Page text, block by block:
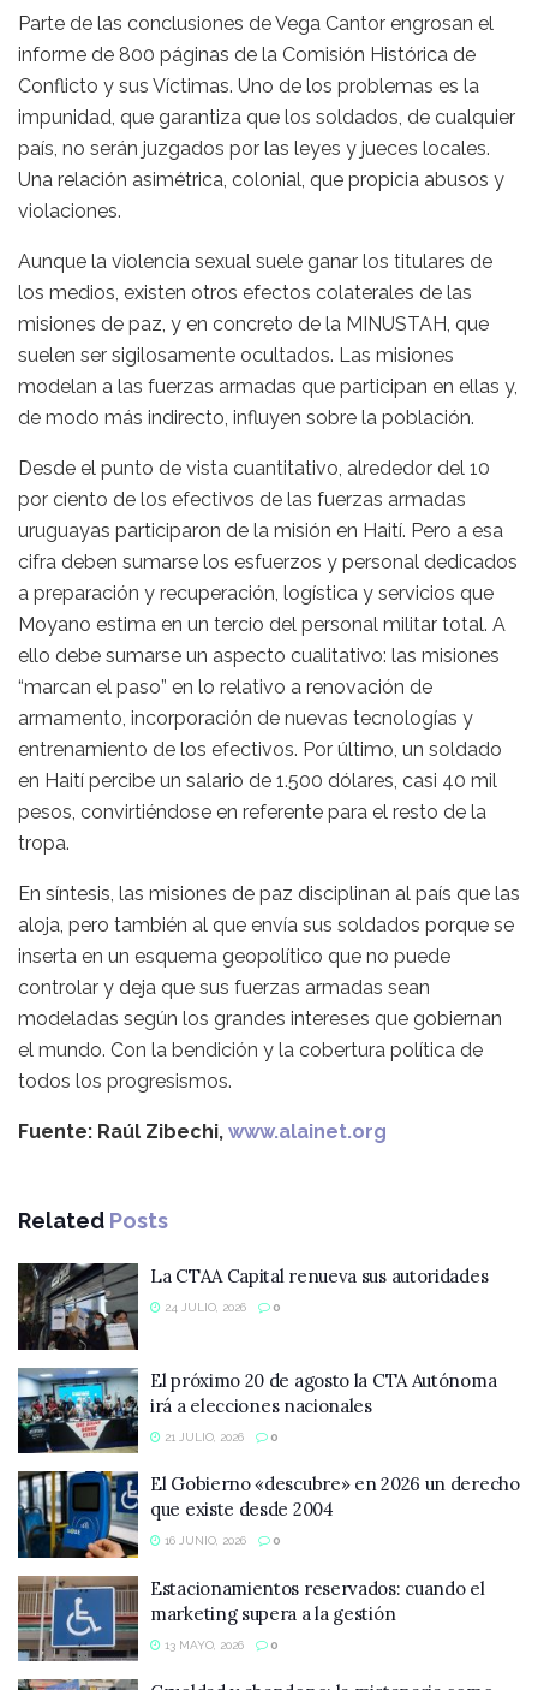
Parte de las conclusiones de Vega Cantor engrosan el
informe de 800 páginas de la Comisión Histórica de
Conflicto y sus Víctimas. Uno de los problemas es la
impunidad, que garantiza que los soldados, de cualquier
país, no serán juzgados por las leyes y jueces locales.
Una relación asimétrica, colonial, que propicia abusos y
violaciones.
Aunque la violencia sexual suele ganar los titulares de
los medios, existen otros efectos colaterales de las
misiones de paz, y en concreto de la MINUSTAH, que
suelen ser sigilosamente ocultados. Las misiones
modelan a las fuerzas armadas que participan en ellas y,
de modo más indirecto, influyen sobre la población.
Desde el punto de vista cuantitativo, alrededor del 10
por ciento de los efectivos de las fuerzas armadas
uruguayas participaron de la misión en Haití. Pero a esa
cifra deben sumarse los esfuerzos y personal dedicados
a preparación y recuperación, logística y servicios que
Moyano estima en un tercio del personal militar total. A
ello debe sumarse un aspecto cualitativo: las misiones
“marcan el paso” en lo relativo a renovación de
armamento, incorporación de nuevas tecnologías y
entrenamiento de los efectivos. Por último, un soldado
en Haití percibe un salario de 1.500 dólares, casi 40 mil
pesos, convirtiéndose en referente para el resto de la
tropa.
En síntesis, las misiones de paz disciplinan al país que las
aloja, pero también al que envía sus soldados porque se
inserta en un esquema geopolítico que no puede
controlar y deja que sus fuerzas armadas sean
modeladas según los grandes intereses que gobiernan
el mundo. Con la bendición y la cobertura política de
todos los progresismos.
Fuente: Raúl Zibechi, www.alainet.org
Related Posts
La CTAA Capital renueva sus autoridades
24 JULIO, 2026 0
El próximo 20 de agosto la CTA Autónoma
irá a elecciones nacionales
21 JULIO, 2026 0
El Gobierno «descubre» en 2026 un derecho
que existe desde 2004
16 JUNIO, 2026 0
Estacionamientos reservados: cuando el
marketing supera a la gestión
13 MAYO, 2026 0